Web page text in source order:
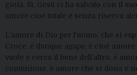
gioia. Sì, Gesù ci ha salvato con il
amore cioè totale e senza riserva
L’amore di Dio per l’uomo, che si
Croce, è dunque agape , è cioè
vuole e cerca il bene dell’altro, è
comunione, è amore che si dona e